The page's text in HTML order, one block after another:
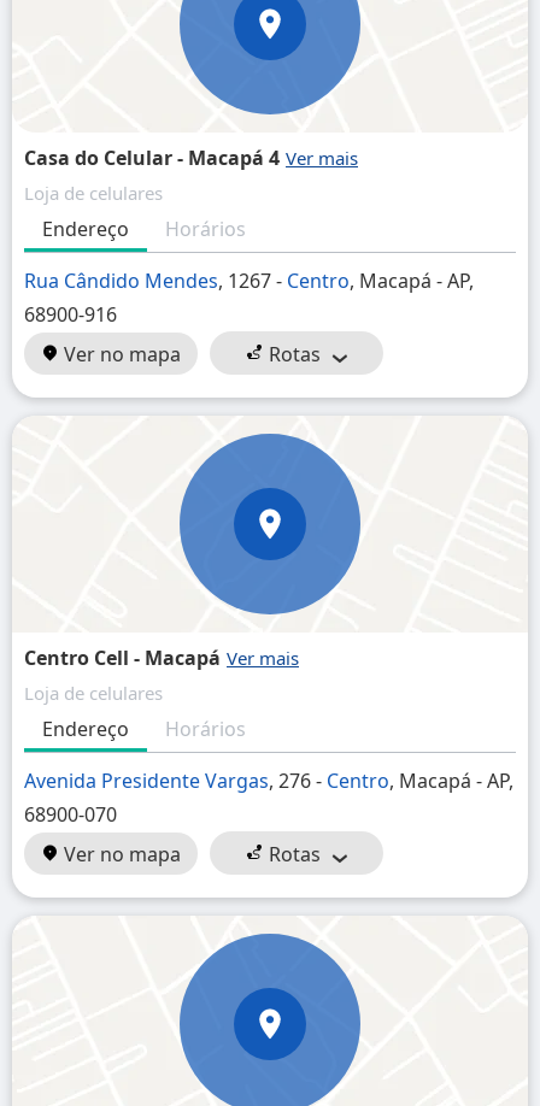
Casa do Celular - Macapá 4
Loja de celulares
Endereço
Horários
Rua Cândido Mendes, 1267 - Centro, Macapá - AP,
68900-916
Ver no mapa
Rotas
Centro Cell - Macapá
Loja de celulares
Endereço
Horários
Avenida Presidente Vargas, 276 - Centro, Macapá - AP,
68900-070
Ver no mapa
Rotas